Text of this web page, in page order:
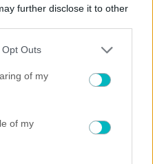
further disclose it to other
uses one or more Google
behaviour. You may click to
and its third-party tags to
purposes in below Google
Outs
of my
of my
Greek firefighters